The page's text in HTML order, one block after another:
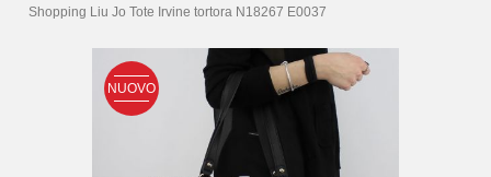
Shopping Liu Jo Tote Irvine tortora N18267 E0037
NUOVO